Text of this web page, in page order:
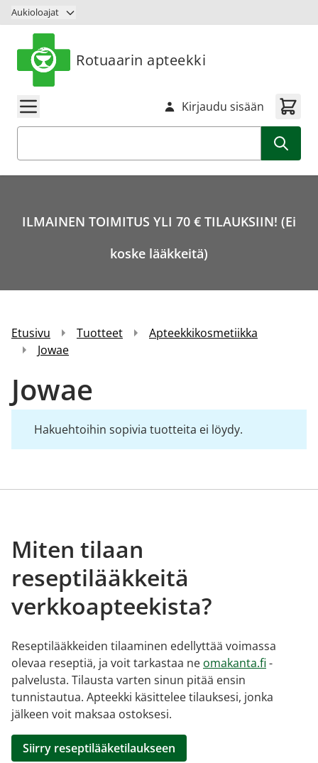
Siirry sisältöön
Aukioloajat
Rotuaarin apteekki
Kirjaudu sisään
ILMAINEN TOIMITUS YLI 70 € TILAUKSIIN! (Ei
koske lääkkeitä)
Etusivu Tuotteet
Apteekkikosmetiikka
Jowae
Jowae
Hakuehtoihin sopivia tuotteita ei löydy.
Miten tilaan
reseptilääkkeitä
verkkoapteekista?
Reseptilääkkeiden tilaaminen edellyttää voimassa
olevaa reseptiä, ja voit tarkastaa ne omakanta.fi -
palvelusta. Tilausta varten sinun pitää ensin
tunnistautua. Apteekki käsittelee tilauksesi, jonka
jälkeen voit maksaa ostoksesi.
Siirry reseptilääketilaukseen